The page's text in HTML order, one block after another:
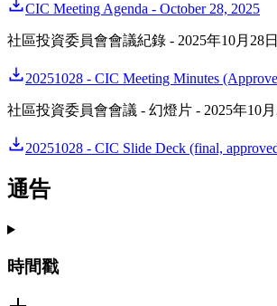
CIC Meeting Agenda - October 28, 2025
社區投資委員會會議紀錄 - 2025年10月28
20251028 - CIC Meeting Minutes
社區投資委員會會議 - 幻燈片 - 2025年10月
20251028 - CIC Slide Deck (final,
通告
時間戳